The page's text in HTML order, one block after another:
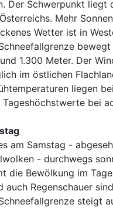
Der Schwerpunkt liegt
Mehr
Wetter ist in
1.300 Meter. Der
im östlichen
liegen
bei
am Samstag -
- durchwegs
die Bewölkung im
auch Regenschauer
steigt